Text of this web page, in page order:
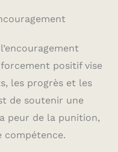
positif vise
les progrès et les
de soutenir une
peur de la punition,
compétence.